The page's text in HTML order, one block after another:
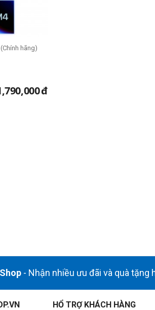
hãng)
đ
- Nhận nhiều ưu đãi và quà tặng
HỔ TRỢ KHÁCH HÀNG